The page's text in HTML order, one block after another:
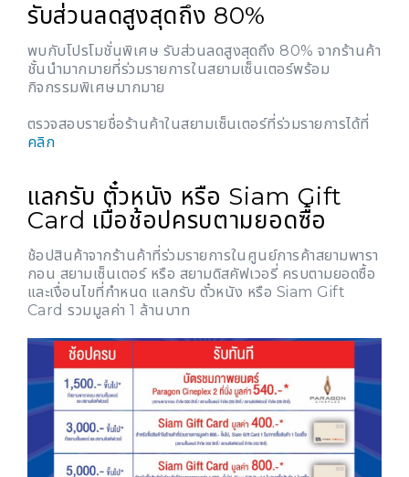
รับส่วนลดสูงสุดถึง 80%
พบกับโปรโมชั่นพิเศษ รับส่วนลดสูงสุดถึง 80% จากร้านค้า
ชั้นนำมากมายที่ร่วมรายการในสยามเซ็นเตอร์พร้อม
กิจกรรมพิเศษมากมาย
ตรวจสอบรายชื่อร้านค้าในสยามเซ็นเตอร์ที่ร่วมรายการได้ที่
คลิก
แลกรับ ตั๋วหนัง หรือ Siam Gift
Card เมื่อช้อปครบตามยอดซื้อ
ช้อปสินค้าจากร้านค้าที่ร่วมรายการในศูนย์การค้าสยามพารา
กอน สยามเซ็นเตอร์ หรือ สยามดิสคัฟเวอรี่ ครบตามยอดซื้อ
และเงื่อนไขที่กำหนด แลกรับ ตั๋วหนัง หรือ Siam Gift
Card รวมมูลค่า 1 ล้านบาท